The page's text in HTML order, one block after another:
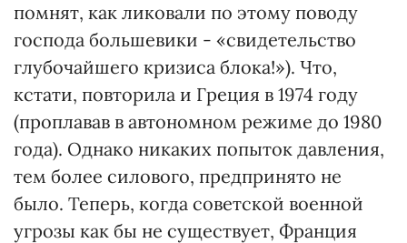
помнят, как ликовали по этому поводу
господа большевики - «свидетельство
глубочайшего кризиса блока!»). Что,
кстати, повторила и Греция в 1974 году
(проплавав в автономном режиме до 1980
года). Однако никаких попыток давления,
тем более силового, предпринято не
было. Теперь, когда советской военной
угрозы как бы не существует, Франция